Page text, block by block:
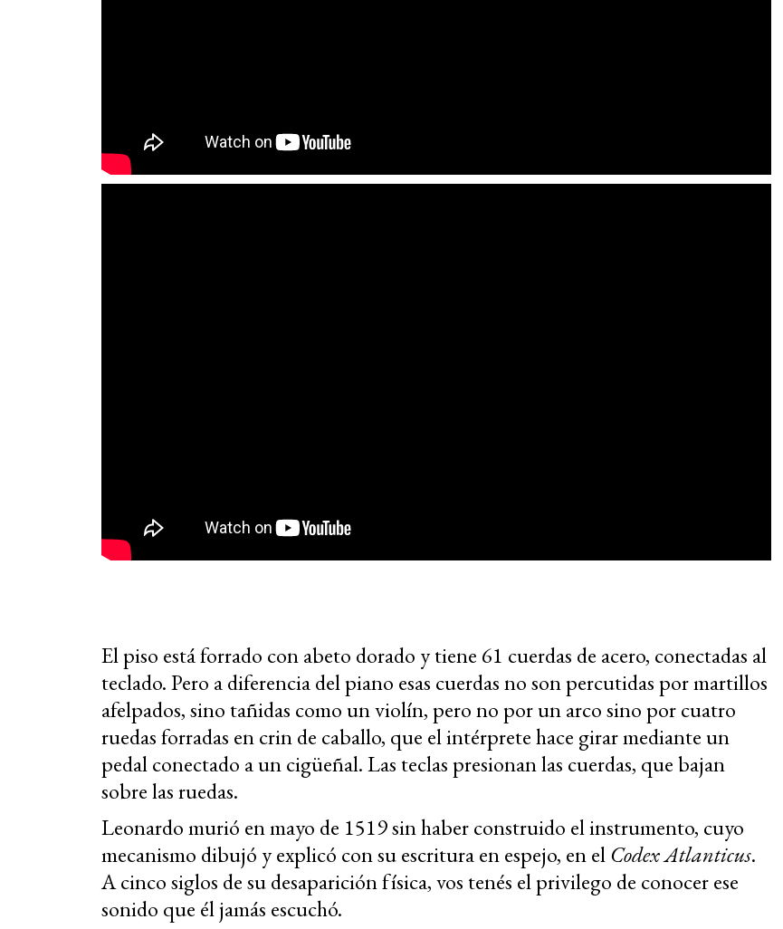
El piso está forrado con abeto dorado y tiene 61 cuerdas de acero, conectadas al
teclado. Pero a diferencia del piano esas cuerdas no son percutidas por martillos
afelpados, sino tañidas como un violín, pero no por un arco sino por cuatro
ruedas forradas en crin de caballo, que el intérprete hace girar mediante un
pedal conectado a un cigüeñal. Las teclas presionan las cuerdas, que bajan
sobre las ruedas.
Leonardo murió en mayo de 1519 sin haber construido el instrumento, cuyo
mecanismo dibujó y explicó con su escritura en espejo, en el Codex Atlanticus.
A cinco siglos de su desaparición física, vos tenés el privilego de conocer ese
sonido que él jamás escuchó.